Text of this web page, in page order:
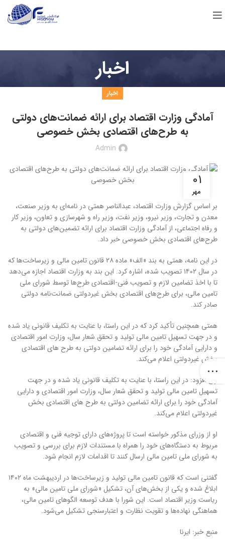
اخبار
اخبار
آمادگی وزارت اقتصاد برای ارائه ضمانت‌های دولتی
به طرح‌های اقتصادی بخش خصوصی
Admin
01
مهر
بر اساس گزارش وزارت اقتصاد، عبدالناصر همتی در نامه‌ای به وزیر صنعت،
معدن و تجارت، وزیر نیرو، وزیر نفت، وزیر راه و شهرسازی و تعاون، وزیر کار
و رفاه اجتماعی، از آمادگی وزارت اقتصاد برای ارائه تضمین‌های دولتی به
طرح‌های اقتصادی بخش خصوصی خبر داد.
در این نامه، همتی به بند «الف» ماده ۲۸ قانون تامین مالی و زیرساخت‌ها که
در سال ۱۴۰۲ تصویب شده، اشاره کرد. این بند به وزارت اقتصاد اجازه می‌دهد
تا با اخذ تضامین لازم و تصویب فنی-اقتصادی طرح‌ها توسط شورای ملی
تامین مالی، برای طرح‌های اقتصادی بخش غیردولتی ضمانت‌نامه دولتی
صادر کند.
همتی همچنین تأکید کرد که در این راستا، با عنایت به تکلیف قانونی یاد شده
و در جهت تسهیل تامین مالی تولید و تحقق شعار سال، وزارت امور اقتصادی
و دارایی آمادگی خود را برای ارائه تضامین دولتی به طرح های اقتصادی
بخش غیردولتی اعلام می‌کند.
وی افزود: در این راستا، با عنایت به تکلیف قانونی یاد شده و در جهت
تسهیل تامین مالی تولید و تحقق شعار سال، وزارت امور اقتصادی و دارایی
آمادگی خود را برای ارائه تضامین دولتی به طرح های اقتصادی بخش
غیردولتی اعلام می‌کند.
او از وزرای مذکور خواسته است تا پروژه‌های دارای توجیه فنی و اقتصادی
مربوط به دستگاه‌های خود را همراه با مستندات لازم برای بررسی و تصویب
به شورای ملی تامین مالی ارسال کنند تا اقدامات لازم انجام شود.
گفتنی است که قانون تامین مالی تولید و زیرساخت‌ها در اردیبهشت ماه ۱۴۰۲
ابلاغ شده و یکی از بخش‌های آن، تشکیل «شورای ملی تامین مالی» به
ریاست وزیر اقتصاد است. این شورا با هدف توسعه الگوهای تامین مالی،
هماهنگی نهاده‌ها و تقویت نظارت و اعتبارسنجی تشکیل می‌شود.
منبع خبر: ایرنا